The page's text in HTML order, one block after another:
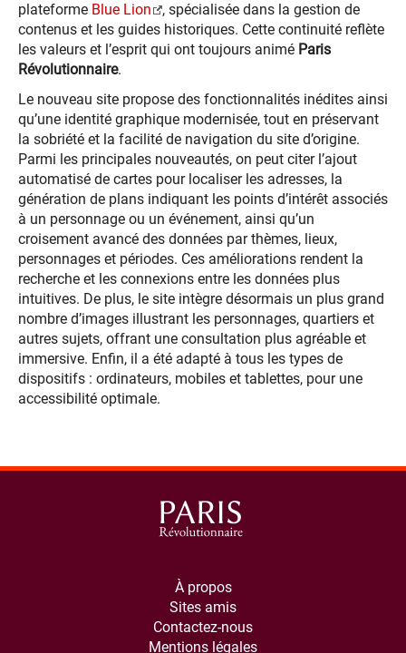
plateforme Blue Lion
, spécialisée dans la gestion de
contenus et les guides historiques. Cette continuité reflète
les valeurs et l’esprit qui ont toujours animé Paris
Révolutionnaire.
Le nouveau site propose des fonctionnalités inédites ainsi
qu’une identité graphique modernisée, tout en préservant
la sobriété et la facilité de navigation du site d’origine.
Parmi les principales nouveautés, on peut citer l’ajout
automatisé de cartes pour localiser les adresses, la
génération de plans indiquant les points d’intérêt associés
à un personnage ou un événement, ainsi qu’un
croisement avancé des données par thèmes, lieux,
personnages et périodes. Ces améliorations rendent la
recherche et les connexions entre les données plus
intuitives. De plus, le site intègre désormais un plus grand
nombre d’images illustrant les personnages, quartiers et
autres sujets, offrant une consultation plus agréable et
immersive. Enfin, il a été adapté à tous les types de
dispositifs : ordinateurs, mobiles et tablettes, pour une
accessibilité optimale.
À propos
Sites amis
Contactez-nous
Mentions légales